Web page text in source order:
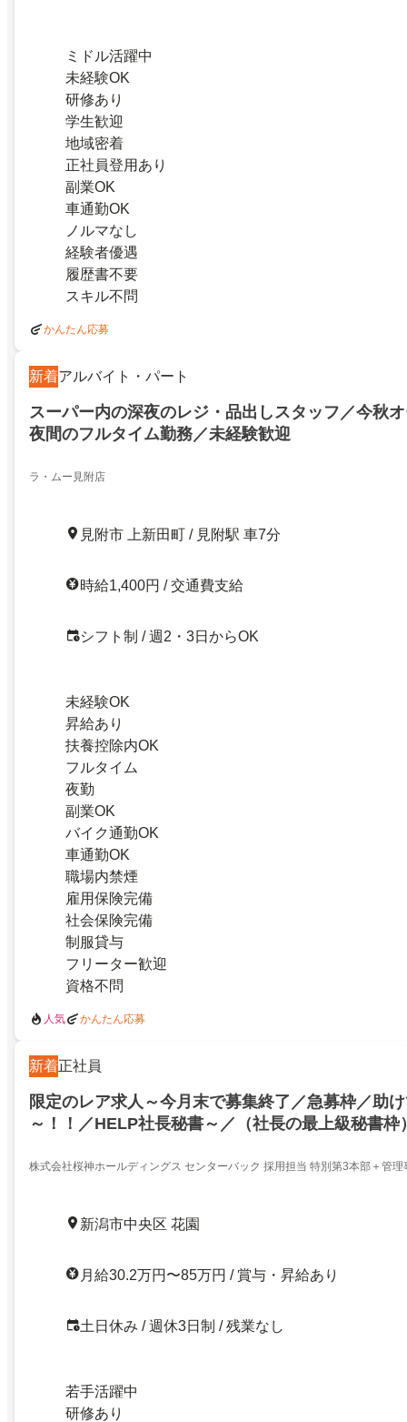
ミドル活躍中
未経験OK
研修あり
学生歓迎
地域密着
正社員登用あり
副業OK
車通勤OK
ノルマなし
経験者優遇
履歴書不要
スキル不問
かんたん応募
新着アルバイト・パート
スーパー内の深夜のレジ・品出しスタッフ／今秋
夜間のフルタイム勤務／未経験歓迎
ラ・ムー見附店
見附市 上新田町 / 見附駅 車7分
時給1,400円 / 交通費支給
シフト制 / 週2・3日からOK
未経験OK
昇給あり
扶養控除内OK
フルタイム
夜勤
副業OK
バイク通勤OK
車通勤OK
職場内禁煙
雇用保険完備
社会保険完備
制服貸与
フリーター歓迎
資格不問
人気 かんたん応募
新着正社員
限定のレア求人～今月末で募集終了／急募枠／助
～！！／HELP社長秘書～／（社長の最上級秘書枠
×OSNA業務
株式会社桜神ホールディングス センターバック 採用担当 特別第3本部＋管理
新潟市中央区 花園
月給30.2万円〜85万円 / 賞与・昇給あり
土日休み / 週休3日制 / 残業なし
若手活躍中
研修あり